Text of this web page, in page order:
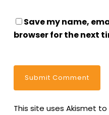
Save my name,
browser for the next
This site uses Akismet